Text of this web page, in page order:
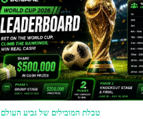
טבלת המובילים של גביע העולם